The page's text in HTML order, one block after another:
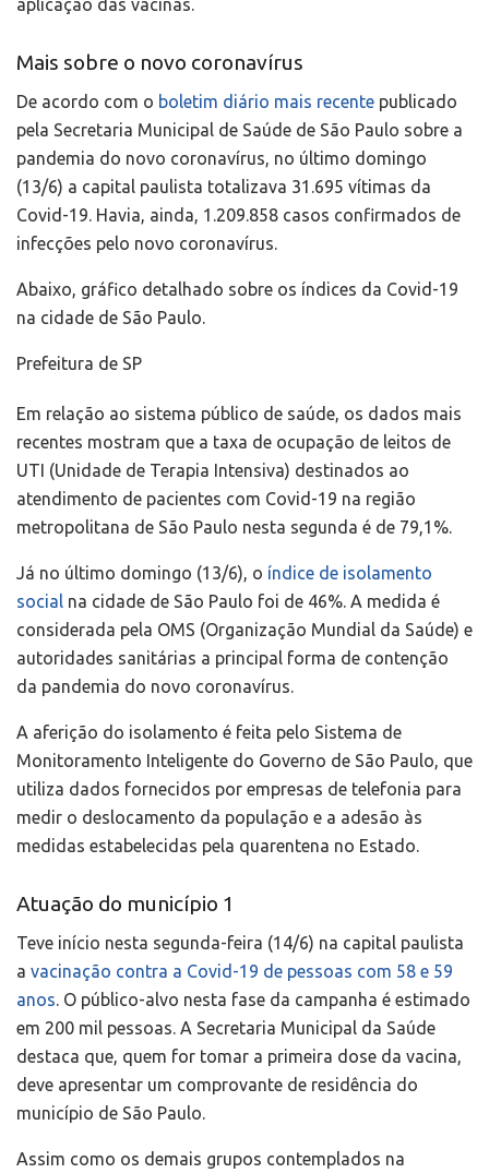
aplicação das vacinas.
Mais sobre o novo coronavírus
De acordo com o boletim diário mais recente publicado
pela Secretaria Municipal de Saúde de São Paulo sobre a
pandemia do novo coronavírus, no último domingo
(13/6) a capital paulista totalizava 31.695 vítimas da
Covid-19. Havia, ainda, 1.209.858 casos confirmados de
infecções pelo novo coronavírus.
Abaixo, gráfico detalhado sobre os índices da Covid-19
na cidade de São Paulo.
Prefeitura de SP
Em relação ao sistema público de saúde, os dados mais
recentes mostram que a taxa de ocupação de leitos de
UTI (Unidade de Terapia Intensiva) destinados ao
atendimento de pacientes com Covid-19 na região
metropolitana de São Paulo nesta segunda é de 79,1%.
Já no último domingo (13/6), o índice de isolamento
social na cidade de São Paulo foi de 46%. A medida é
considerada pela OMS (Organização Mundial da Saúde) e
autoridades sanitárias a principal forma de contenção
da pandemia do novo coronavírus.
A aferição do isolamento é feita pelo Sistema de
Monitoramento Inteligente do Governo de São Paulo, que
utiliza dados fornecidos por empresas de telefonia para
medir o deslocamento da população e a adesão às
medidas estabelecidas pela quarentena no Estado.
Atuação do município 1
Teve início nesta segunda-feira (14/6) na capital paulista
a vacinação contra a Covid-19 de pessoas com 58 e 59
anos. O público-alvo nesta fase da campanha é estimado
em 200 mil pessoas. A Secretaria Municipal da Saúde
destaca que, quem for tomar a primeira dose da vacina,
deve apresentar um comprovante de residência do
município de São Paulo.
Assim como os demais grupos contemplados na